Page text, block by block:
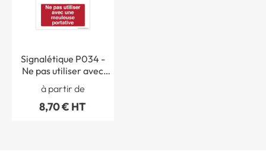
Signalétique P034 -
Ne pas utiliser avec
une meuleuse
portative - ISO EN
7010
à partir de
8,70 € HT